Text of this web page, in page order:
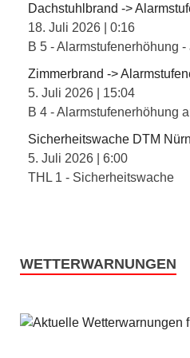
Dachstuhlbrand ->
18. Juli 2026
0:16
B 5 - Alarmstufenerhöhung -
Zimmerbrand ->
5. Juli 2026
15:04
B 4 - Alarmstufenerhöhung
Sicherheitswache DTM
5. Juli 2026
6:00
THL 1 - Sicherheitswache
WETTERWARNUNGEN